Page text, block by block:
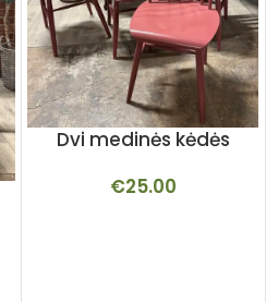
Dvi medinės kėdės
€25.00